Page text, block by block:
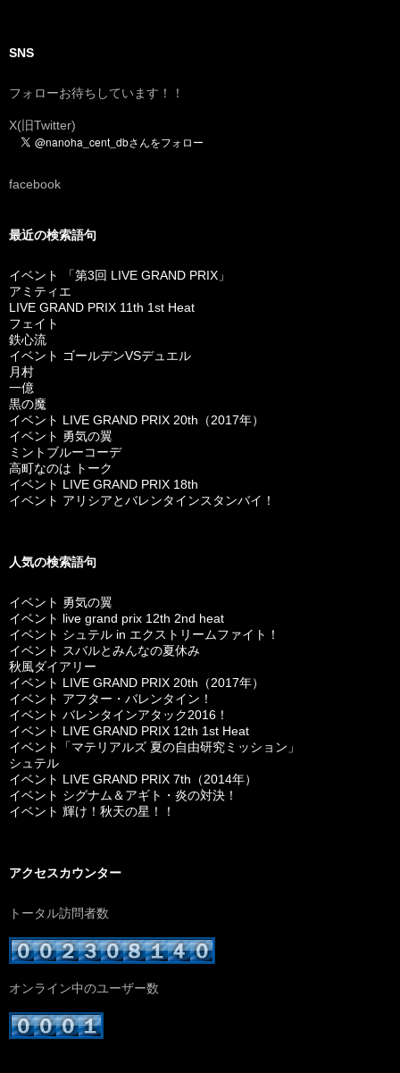
SNS
フォローお待ちしています！！
X(旧Twitter)
facebook
最近の検索語句
イベント 「第3回 LIVE GRAND PRIX」
アミティエ
LIVE GRAND PRIX 11th 1st Heat
フェイト
鉄心流
イベント ゴールデンVSデュエル
月村
一億
黒の魔
イベント LIVE GRAND PRIX 20th（2017年）
イベント 勇気の翼
ミントブルーコーデ
高町なのは トーク
イベント LIVE GRAND PRIX 18th
イベント アリシアとバレンタインスタンバイ！
人気の検索語句
イベント 勇気の翼
イベント live grand prix 12th 2nd heat
イベント シュテル in エクストリームファイト！
イベント スバルとみんなの夏休み
秋風ダイアリー
イベント LIVE GRAND PRIX 20th（2017年）
イベント アフター・バレンタイン！
イベント バレンタインアタック2016！
イベント LIVE GRAND PRIX 12th 1st Heat
イベント「マテリアルズ 夏の自由研究ミッション」
シュテル
イベント LIVE GRAND PRIX 7th（2014年）
イベント シグナム＆アギト・炎の対決！
イベント 輝け！秋天の星！！
アクセスカウンター
トータル訪問者数
オンライン中のユーザー数